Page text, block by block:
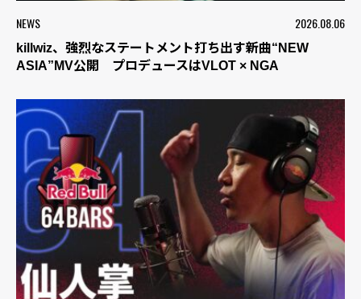
NEWS 2026.08.06
killwiz、強烈なステートメント打ち出す新曲“NEW
ASIA”MV公開 プロデュースはVLOT × NGA